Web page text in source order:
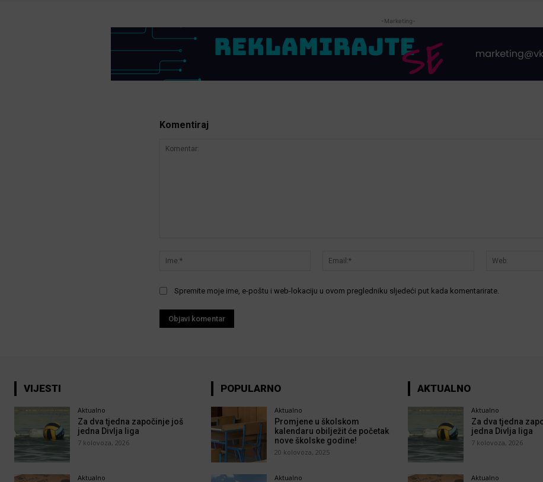
-Marketing-
Komentiraj
Ime:*
Email:*
Spremite moje ime, e-poštu i web-lokaciju u ovom pregledniku sljedeći put kada komentarirate.
VIJESTI
Aktualno
Za dva tjedna započinje još
jedna Divlja liga
7 kolovoza, 2026
Aktualno
POPULARNO
Aktualno
Promjene u školskom
kalendaru obilježit će početak
nove školske godine!
20 kolovoza, 2025
Aktualno
AKTUALNO
Aktualno
Za dva tjedna
jedna Divlja liga
7 kolovoza, 2026
Aktualno